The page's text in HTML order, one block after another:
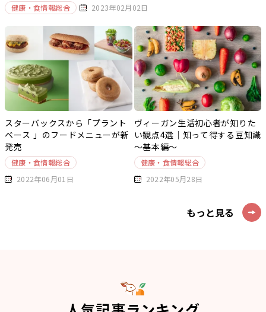
健康・食情報総合 2023年02月02日
スターバックスから「プラント
ベース 」のフードメニューが新
発売
健康・食情報総合
2022年06月01日
ヴィーガン生活初心者が知りた
い観点4選｜知って得する豆知識
～基本編～
健康・食情報総合
2022年05月28日
もっと見る